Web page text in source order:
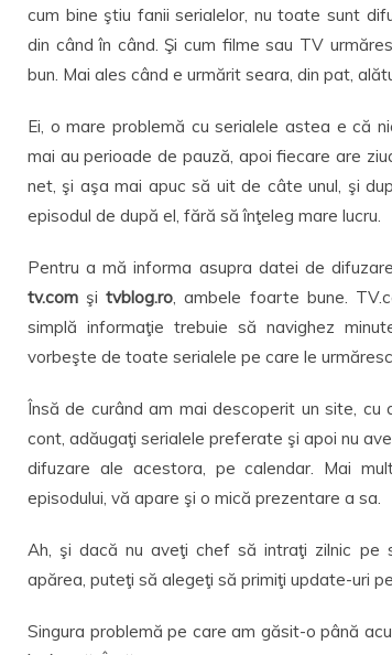
cum bine ştiu fanii serialelor, nu toate sunt
din când în când. Şi cum filme sau TV
bun. Mai ales când e urmărit seara, din pat,
Ei, o mare problemă cu serialele astea e că
mai au perioade de pauză, apoi fiecare are
net, şi aşa mai apuc să uit de câte unul, şi
episodul de după el, fără să înţeleg mare lucru.
Pentru a mă informa asupra datei de
tv.com şitvblog.ro, ambele foarte bune.
simplă informaţie trebuie să navighez
vorbeşte de toate serialele pe care le
Însă de curând am mai descoperit un site, cu
cont, adăugaţi serialele preferate şi apoi nu
difuzare ale acestora, pe calendar. Mai
episodului, vă apare şi o mică prezentare a sa.
Ah, şi dacă nu aveţi chef să intraţi zilnic
apărea, puteţi să alegeţi să primiţi update-uri
Singura problemă pe care am găsit-o până